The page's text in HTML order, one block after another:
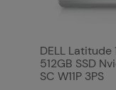
DELL Latitude
512GB SSD
SC W11P 3PS